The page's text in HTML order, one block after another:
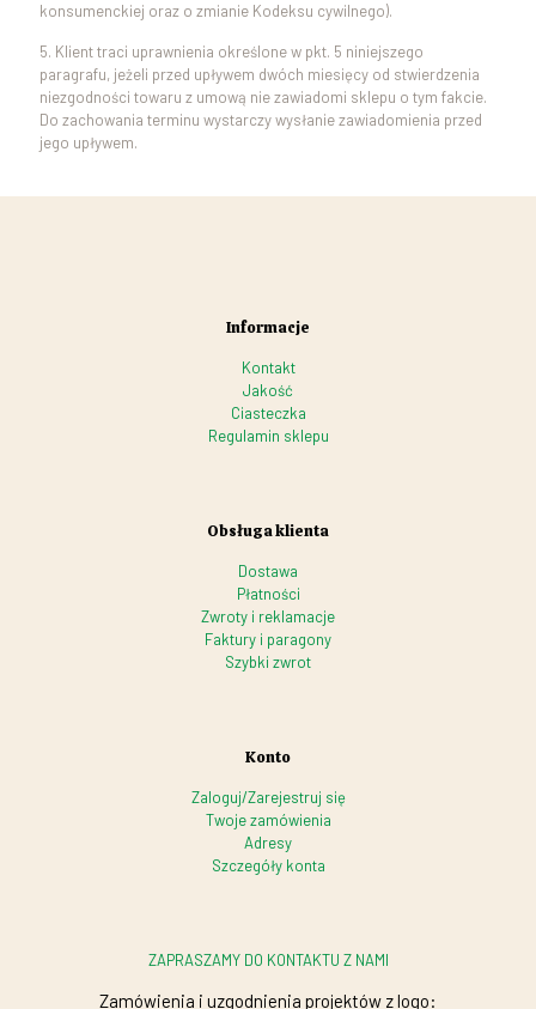
konsumenckiej oraz o zmianie Kodeksu cywilnego).
5. Klient traci uprawnienia określone w pkt. 5 niniejszego
paragrafu, jeżeli przed upływem dwóch miesięcy od stwierdzenia
niezgodności towaru z umową nie zawiadomi sklepu o tym fakcie.
Do zachowania terminu wystarczy wysłanie zawiadomienia przed
jego upływem.
Informacje
Kontakt
Jakość
Ciasteczka
Regulamin sklepu
Obsługa klienta
Dostawa
Płatności
Zwroty i reklamacje
Faktury i paragony
Szybki zwrot
Konto
Zaloguj/Zarejestruj się
Twoje zamówienia
Adresy
Szczegóły konta
ZAPRASZAMY DO KONTAKTU Z NAMI
Zamówienia i uzgodnienia projektów z logo: